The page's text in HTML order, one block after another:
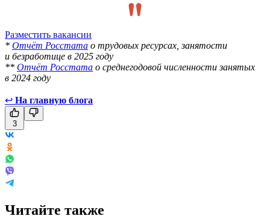
Разместить вакансии
* Отчёт Росстата о трудовых ресурсах, занятости
и безработице в 2025 году
** Отчёт Росстата о среднегодовой численности занятых
в 2024 году
↩ На главную блога
3
Читайте также